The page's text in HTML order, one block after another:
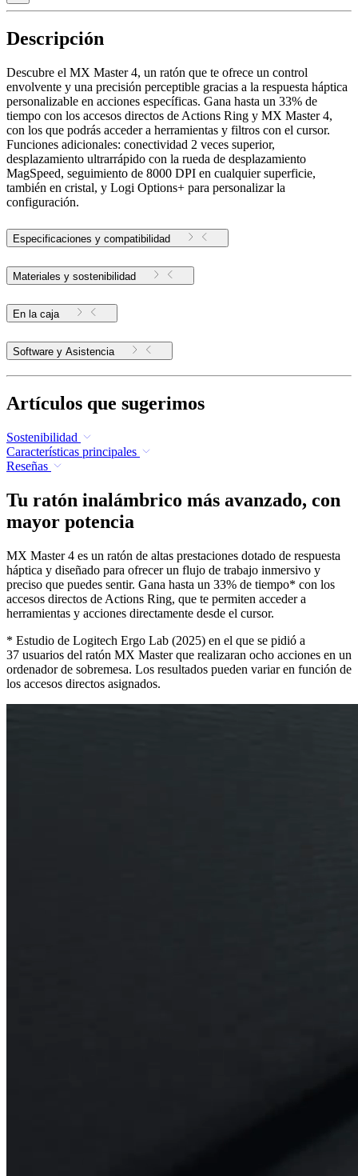
Descripción
Descubre el MX Master 4, un ratón que te ofrece un control
envolvente y una precisión perceptible gracias a la respuesta háptica
personalizable en acciones específicas. Gana hasta un 33% de
tiempo con los accesos directos de Actions Ring y MX Master 4,
con los que podrás acceder a herramientas y filtros con el cursor.
Funciones adicionales: conectividad 2 veces superior,
desplazamiento ultrarrápido con la rueda de desplazamiento
MagSpeed, seguimiento de 8000 DPI en cualquier superficie,
también en cristal, y Logi Options+ para personalizar la
configuración.
Especificaciones y compatibilidad
Materiales y sostenibilidad
En la caja
Software y Asistencia
Artículos que sugerimos
Sostenibilidad
Características principales
Reseñas
Tu ratón inalámbrico más avanzado, con
mayor potencia
MX Master 4 es un ratón de altas prestaciones dotado de respuesta
háptica y diseñado para ofrecer un flujo de trabajo inmersivo y
preciso que puedes sentir. Gana hasta un 33% de tiempo* con los
accesos directos de Actions Ring, que te permiten acceder a
herramientas y acciones directamente desde el cursor.
* Estudio de Logitech Ergo Lab (2025) en el que se pidió a
37 usuarios del ratón MX Master que realizaran ocho acciones en un
ordenador de sobremesa. Los resultados pueden variar en función de
los accesos directos asignados.